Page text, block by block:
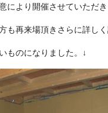
により開催させていただき
も再来場頂きさらに詳し
ものになりました。↓